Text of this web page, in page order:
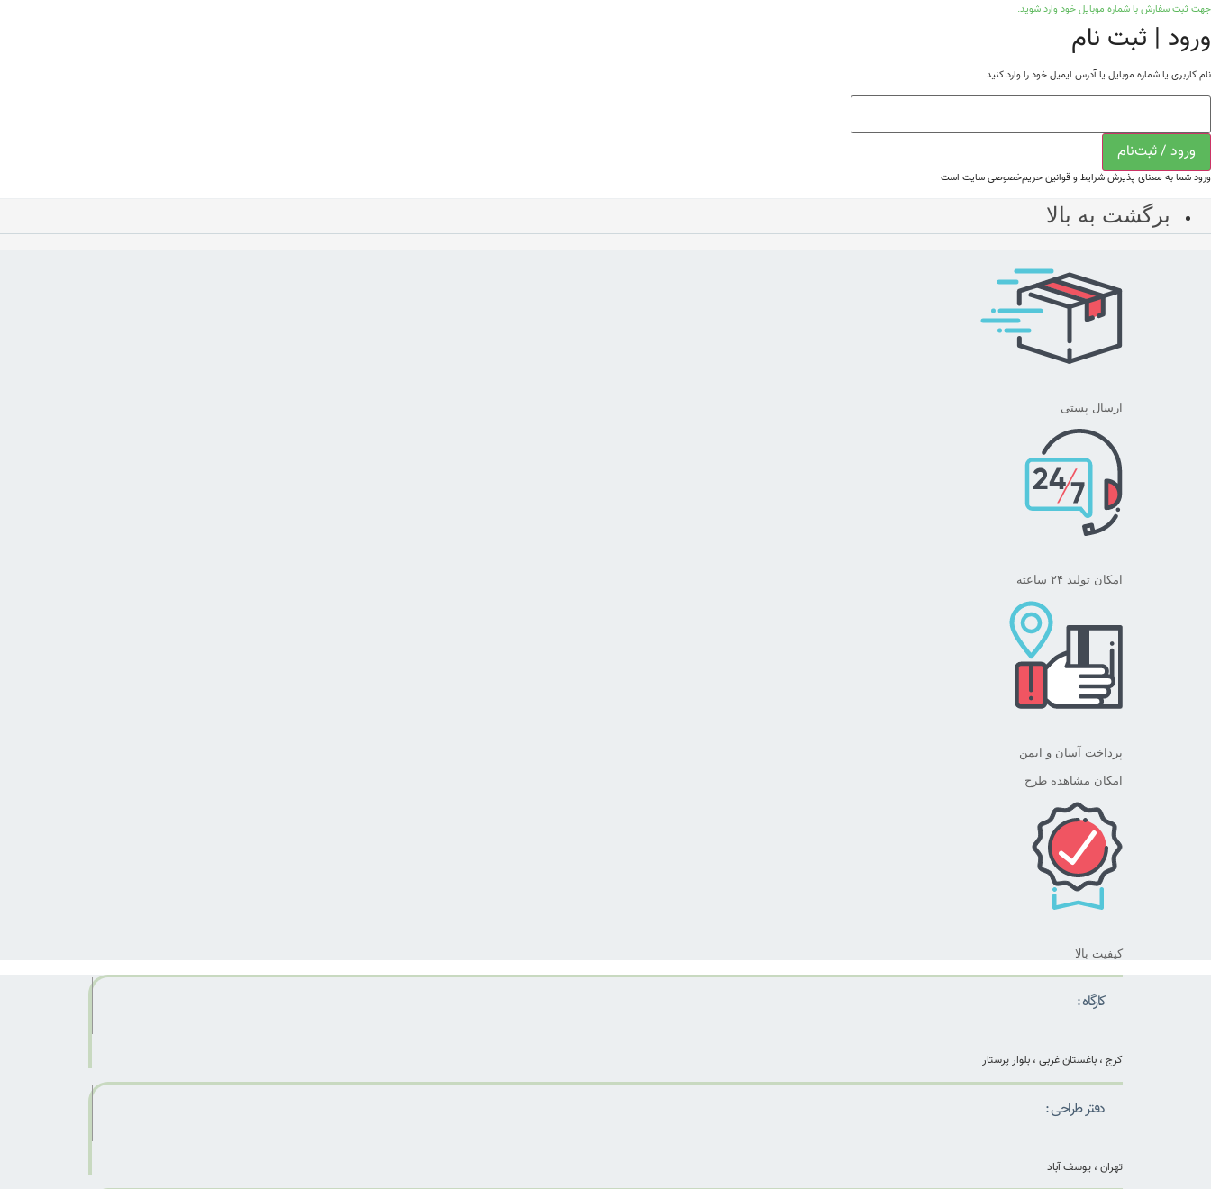
جهت ثبت سفارش با شماره موبایل خود وارد شوید.
ورود | ثبت نام
نام کاربری یا شماره موبایل یا آدرس ایمیل خود را وارد کنید
ورود / ثبت‌نام
ورود شما به معنای پذیرش شرایط و قوانین حریم‌خصوصی سایت است
برگشت به بالا
ارسال پستی
امکان تولید ۲۴ ساعته
پرداخت آسان و ایمن
امکان مشاهده طرح
کیفیت بالا
کارگاه :
کرج ، باغستان غربی ، بلوار پرستار
دفتر طراحی :
تهران ، یوسف آباد